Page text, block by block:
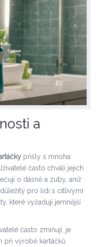
a
přišly s mnoha
často chválí jejich
o dásně a zuby, aniž
pro lidi s citlivými
které vyžadují jemnější
často zmiňují, je
při výrobě kartáčků